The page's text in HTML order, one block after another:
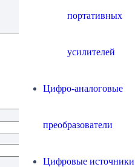
портативных
усилителей
Цифро-аналоговые
преобразователи
Цифровые источники